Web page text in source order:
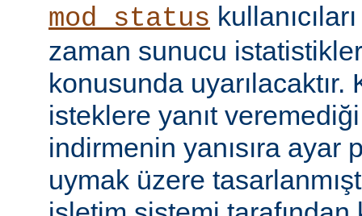
mod_status
zaman sunucu
konusunda
isteklere yanıt
indirmenin yanısıra ayar
uymak üzere